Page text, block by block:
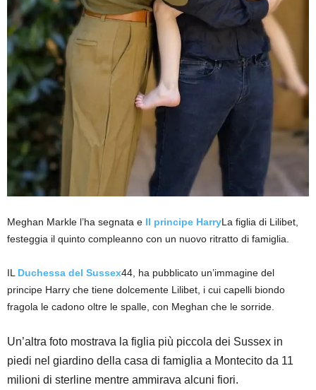
Meghan Markle l’ha segnata e Il principe HarryLa figlia di Lilibet,
festeggia il quinto compleanno con un nuovo ritratto di famiglia.
IL Duchessa del Sussex44, ha pubblicato un’immagine del
principe Harry che tiene dolcemente Lilibet, i cui capelli biondo
fragola le cadono oltre le spalle, con Meghan che le sorride.
Un’altra foto mostrava la figlia più piccola dei Sussex in
piedi nel giardino della casa di famiglia a Montecito da 11
milioni di sterline mentre ammirava alcuni fiori.